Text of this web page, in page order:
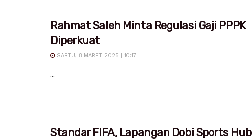
Rahmat Saleh Minta Regulasi Gaji PPPK
Diperkuat
SABTU, 8 MARET 2025 | 10:17
...
Standar FIFA, Lapangan Dobi Sports Hub